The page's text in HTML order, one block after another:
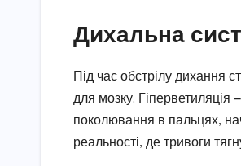
Дихальна
Під час обстрілу дихання
для мозку.
поколювання в пальцях,
реальності, де тривоги